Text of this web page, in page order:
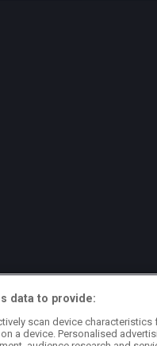
data to provide:
scan device characteristics
a device. Personalised